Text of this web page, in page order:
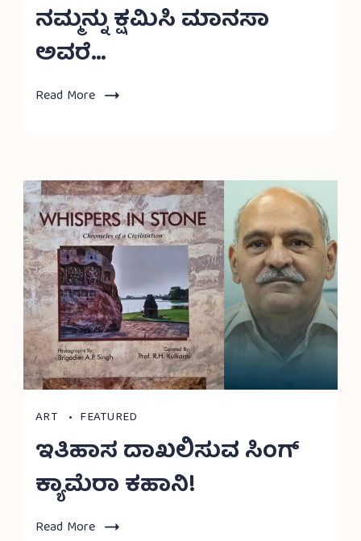
ನಮ್ಮನ್ನು ಕ್ಷಮಿಸಿ ಮಾನಸಾ
ಅವರೆ…
Read More
ART FEATURED
ಇತಿಹಾಸ ದಾಖಲಿಸುವ ಸಿಂಗ್
ಕ್ಯಾಮೆರಾ ಕಹಾನಿ!
Read More